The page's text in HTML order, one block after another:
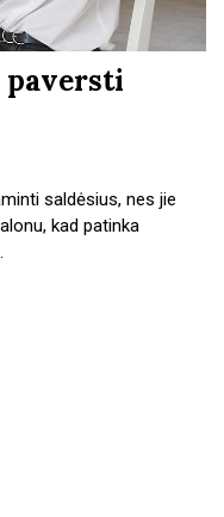
paversti
saldėsius, nes jie
kad patinka